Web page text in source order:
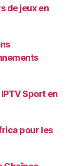
de jeux en
Sport en
pour les